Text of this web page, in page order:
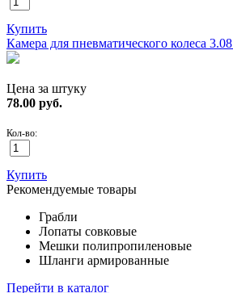
Купить
Камера для пневматического колеса 3.08
Цена за штуку
78.00 руб.
Кол-во:
Купить
Рекомендуемые товары
Грабли
Лопаты совковые
Мешки полипропиленовые
Шланги армированные
Перейти в каталог